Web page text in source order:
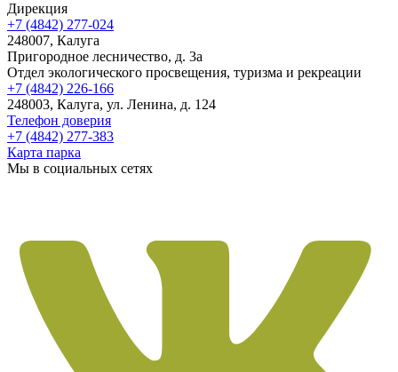
Дирекция
+7 (4842) 277-024
248007, Калуга
Пригородное лесничество, д. 3а
Отдел экологического просвещения, туризма и рекреации
+7 (4842) 226-166
248003, Калуга, ул. Ленина, д. 124
Телефон доверия
+7 (4842) 277-383
Карта парка
Мы в социальных сетях